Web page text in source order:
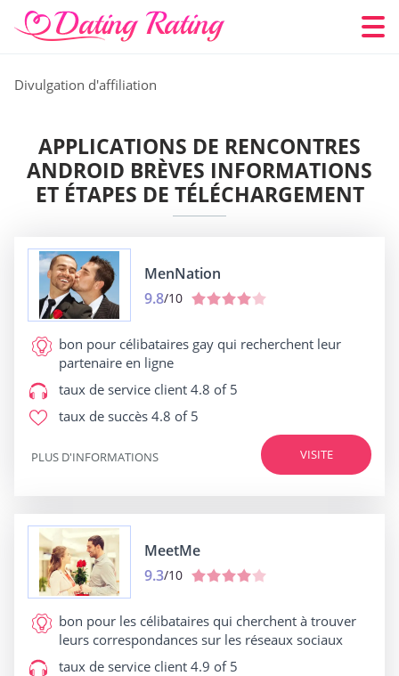
Divulgation d'affiliation
APPLICATIONS DE RENCONTRES
ANDROID BRÈVES INFORMATIONS
ET ÉTAPES DE TÉLÉCHARGEMENT
MenNation
9.8/10
bon pour célibataires gay qui recherchent leur
partenaire en ligne
taux de service client 4.8 of 5
taux de succès 4.8 of 5
VISITE
PLUS D'INFORMATIONS
MeetMe
9.3/10
bon pour les célibataires qui cherchent à trouver
leurs correspondances sur les réseaux sociaux
taux de service client 4.9 of 5